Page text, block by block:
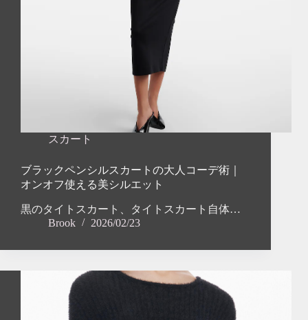
スカート
ブラックペンシルスカートの大人コーデ術｜
オンオフ使える美シルエット
黒のタイトスカート、タイトスカート自体…
Brook
2026/02/23